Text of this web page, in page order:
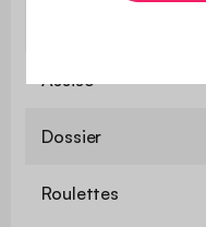
Assise
Dossier
Roulettes